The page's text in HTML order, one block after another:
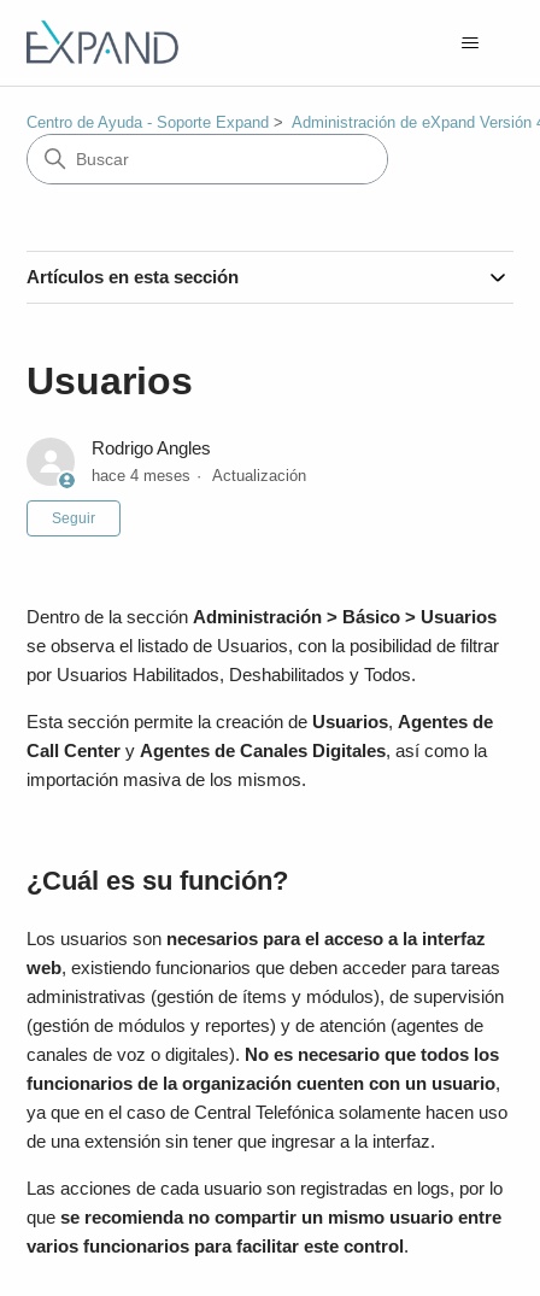
Centro de Ayuda - Soporte Expand Administración de eXpand Versión
Artículos en esta sección
Usuarios
Rodrigo Angles
hace 4 meses Actualización
Seguir
Dentro de la secciónAdministración > Básico > Usuarios
se observa el listado de Usuarios, con la posibilidad de filtrar
por Usuarios Habilitados, Deshabilitados y Todos.
Esta sección permite la creación de Usuarios,Agentes de
Call Center yAgentes de Canales Digitales, así como la
importación masiva de los mismos.
¿Cuál es su función?
Los usuarios son necesarios para el acceso a la interfaz
web, existiendo funcionarios que deben acceder para tareas
administrativas (gestión de ítems y módulos), de supervisión
(gestión de módulos y reportes) y de atención (agentes de
canales de voz o digitales). No es necesario que todos los
funcionarios de la organización cuenten con un usuario,
ya que en el caso de Central Telefónica solamente hacen uso
de una extensión sin tener que ingresar a la interfaz.
Las acciones de cada usuario son registradas en logs, por lo
quese recomienda no compartir un mismo usuario entre
varios funcionarios para facilitar este control.